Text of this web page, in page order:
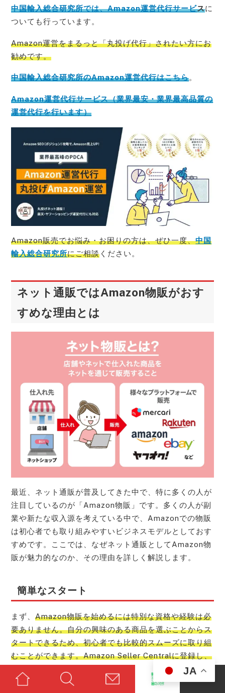
中国輸入総合研究所では、Amazon運営代行サービスに
ついても行っています。
Amazon運営をまるっと「丸投げ代行」されたい方にお
勧めです。
中国輸入総合研究所のAmazon運営代行はこちら。
Amazon運営代行サービス（業界最安・業界最高品質の
運営代行を行います）
Amazon販売でお悩み・お困りの方は、ぜひ一度、中国
輸入総合研究所にご相談 ください。
ネット通販ではAmazon物販がおす
すめな理由とは
最近、ネット通販が普及してきた中で、特に多くの人が
注目しているのが「Amazon物販」です。多くの人が副
業や新たな収入源を考えている中で、Amazonでの物販
は初心者でも取り組みやすいビジネスモデルとしておす
すめです。ここでは、なぜネット通販としてAmazon物
販が魅力的なのか、その理由を詳しく解説します。
簡単なスタート
まず、Amazon物販を始めるには特別な資格や経験は必
要ありません。自分の興味のある商品を選ぶことからス
タートできるため、初心者でも比較的スムーズに取り組
むことができます。Amazon Seller Centralに登録し、
販売したい商品を選び、出品するだけというシンプルな
流れが、手軽さを感じさせてくれます。さらに、Amaz
JA